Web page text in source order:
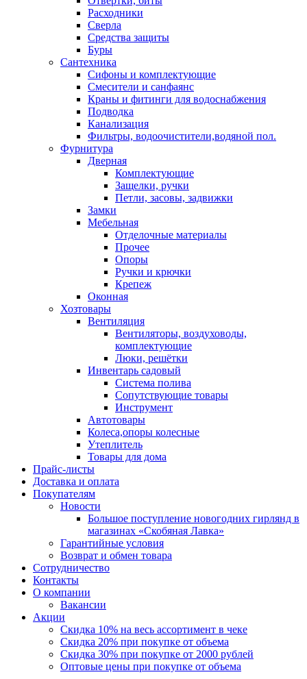
Расходники
Сверла
Средства защиты
Буры
Сантехника
Сифоны и комплектующие
Смесители и санфаянс
Краны и фитинги для водоснабжения
Подводка
Канализация
Фильтры, водоочистители,водяной пол.
Фурнитура
Дверная
Комплектующие
Защелки, ручки
Петли, засовы, задвижки
Замки
Мебельная
Отделочные материалы
Прочее
Опоры
Ручки и крючки
Крепеж
Оконная
Хозтовары
Вентиляция
Вентиляторы, воздуховоды,
комплектующие
Люки, решётки
Инвентарь садовый
Система полива
Сопутствующие товары
Инструмент
Автотовары
Колеса,опоры колесные
Утеплитель
Товары для дома
Прайс-листы
Доставка и оплата
Покупателям
Новости
Большое поступление новогодних гирлянд в
магазинах «Скобяная Лавка»
Гарантийные условия
Возврат и обмен товара
Сотрудничество
Контакты
О компании
Вакансии
Акции
Скидка 10% на весь ассортимент в чеке
Скидка 20% при покупке от объема
Скидка 30% при покупке от 2000 рублей
Оптовые цены при покупке от объема